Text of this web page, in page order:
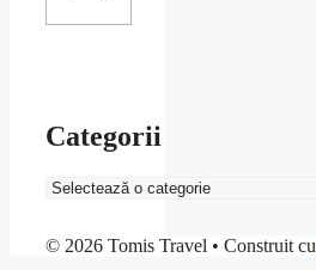
Categorii
Categorii
© 2026 Tomis Travel • Construit cu